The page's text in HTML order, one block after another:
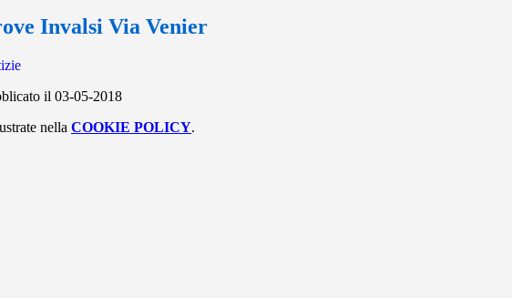
Invalsi Via Venier
il 03-05-2018
nella COOKIE POLICY.